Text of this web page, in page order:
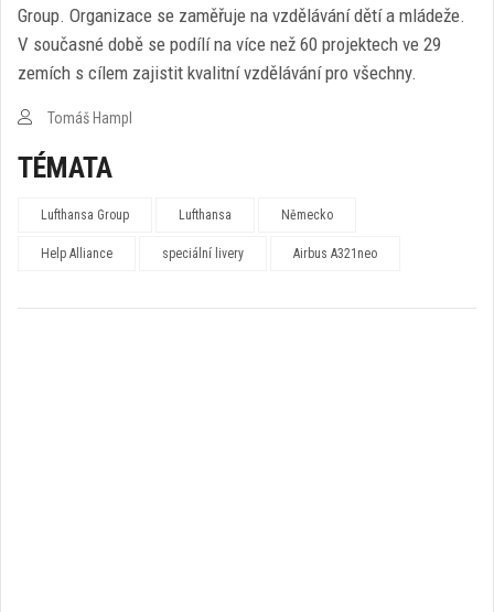
Group. Organizace se zaměřuje na vzdělávání dětí a mládeže.
V současné době se podílí na více než 60 projektech ve 29
zemích s cílem zajistit kvalitní vzdělávání pro všechny.
Tomáš Hampl
TÉMATA
Lufthansa Group Lufthansa Německo
Help Alliance speciální livery Airbus A321neo